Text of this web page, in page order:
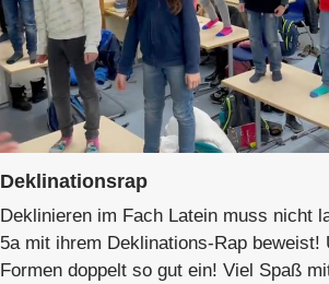
Deklinationsrap
Deklinieren im Fach Latein muss nicht
5a mit ihrem Deklinations-Rap
Formen doppelt so gut ein! Viel Spaß